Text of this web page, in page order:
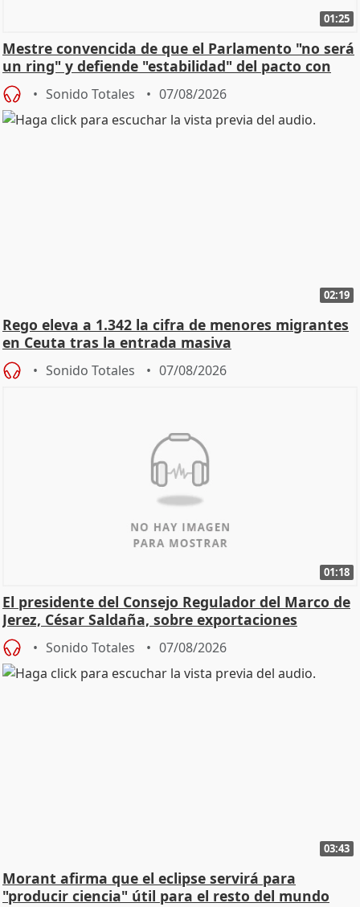
01:25
Mestre convencida de que el Parlamento "no será
un ring" y defiende "estabilidad" del pacto con
Vox
Sonido Totales 07/08/2026
02:19
Rego eleva a 1.342 la cifra de menores migrantes
en Ceuta tras la entrada masiva
Sonido Totales 07/08/2026
01:18
El presidente del Consejo Regulador del Marco de
Jerez, César Saldaña, sobre exportaciones
Sonido Totales 07/08/2026
03:43
Morant afirma que el eclipse servirá para
"producir ciencia" útil para el resto del mundo